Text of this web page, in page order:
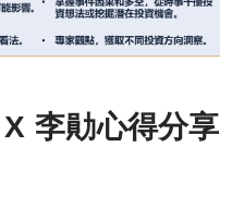
李勛心得分享